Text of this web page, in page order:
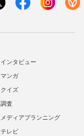
インタビュー
マンガ
クイズ
調査
メディアプランニング
テレビ